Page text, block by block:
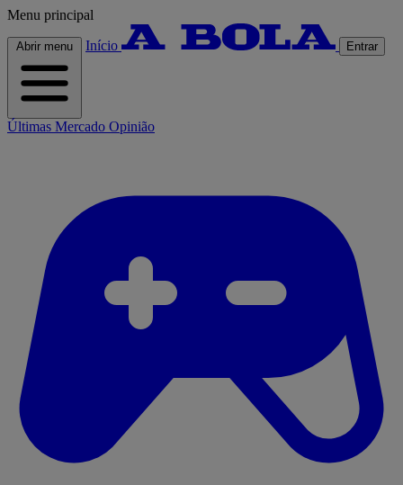
Menu principal
Abrir menu Início Entrar
Últimas Mercado Opinião